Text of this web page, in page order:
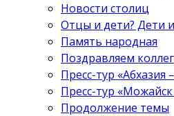
Новости столиц
Отцы и дети? Дети
Память народная
Поздравляем коллег
Пресс-тур «Абхазия
Пресс-тур
Продолжение темы